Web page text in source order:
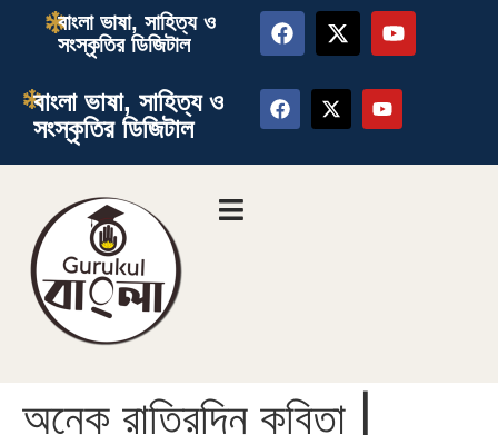
বাংলা ভাষা, সাহিত্য ও
সংস্কৃতির ডিজিটাল
বাংলা ভাষা, সাহিত্য ও
সংস্কৃতির ডিজিটাল
অনেক রাত্রিদিন কবিতা |